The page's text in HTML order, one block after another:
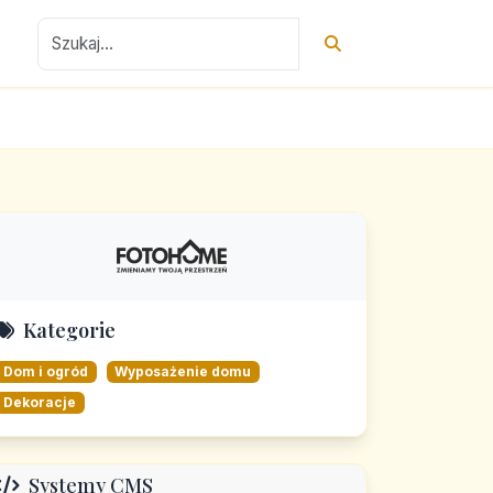
Kategorie
Dom i ogród
Wyposażenie domu
Dekoracje
Systemy CMS